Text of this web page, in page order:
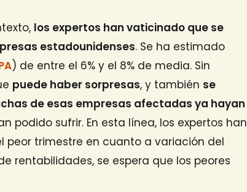
los expertos han vaticinado que se
estadounidenses. Se ha estimado
) de entre el 6% y el 8% de media. Sin
puede haber sorpresas, y también se
de esas empresas afectadas ya hayan
podido sufrir. En esta línea, los expertos han
trimestre en cuanto a variación del
rentabilidades, se espera que los peores